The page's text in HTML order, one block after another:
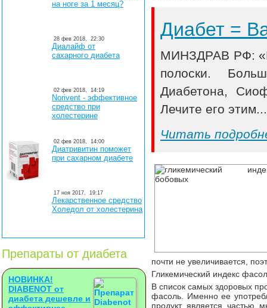
на ноге за 1 месяц?
28 фев 2018, 22:30
Диалайф от
сахарного диабета
02 фев 2018, 14:19
Norivent - эффективное
средство при
холестерине
02 фев 2018, 14:00
Диатривитин поможет
при сахарном диабете
17 ноя 2017, 19:17
Лекарственное средство
Холедол от холестерина
Препараты от диабета
НОВИНКА!
DIABENOT от
диабета дешевле и
Диабет =
МИНЗДРАВ РФ:
полоски.
Диабетона,
Лечите его
Читать
почти не увеличивается,
Гликемический индекс
В список самых здоровых
фасоль. Именно ее
продукт является частью